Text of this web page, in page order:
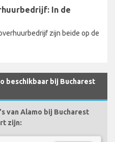
In de
zijn beide op de
beschikbaar bij Bucharest
van Alamo bij Bucharest
zijn: